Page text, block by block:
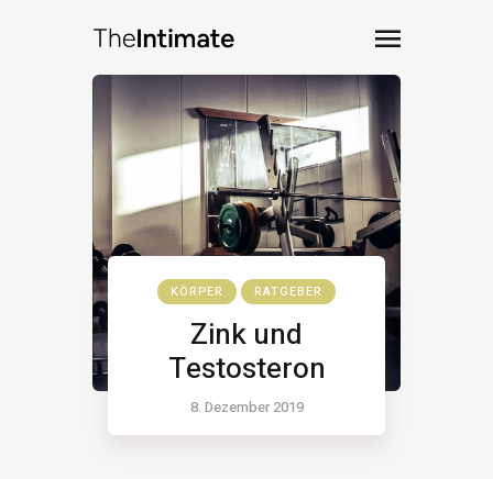
KÖRPER RATGEBER
Zink und
Testosteron
8. Dezember 2019